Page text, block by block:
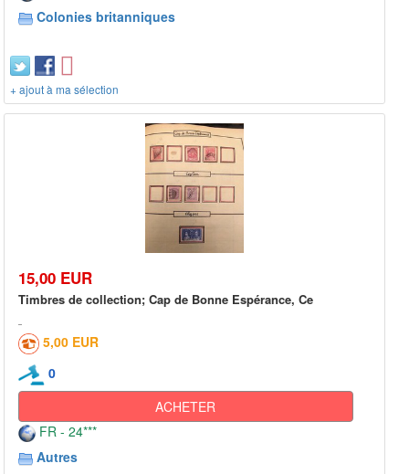
Colonies britanniques
+ ajout à ma sélection
15,00 EUR
Timbres de collection; Cap de Bonne Espérance, Ce
5,00 EUR
0
ACHETER
FR - 24***
Autres